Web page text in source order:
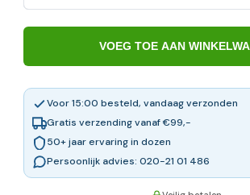
VOEG TOE AAN
Voor 15:00 besteld, vandaag verzonden
Gratis verzending vanaf €99,-
50+ jaar ervaring in dozen
Persoonlijk advies: 020-21 01 486